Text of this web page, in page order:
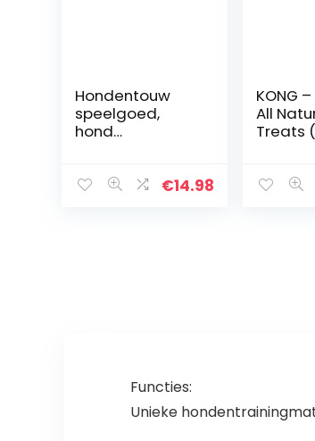
Hondentouw
speelgoed,
hond
speelgoed,
middelgrote
honden (10
€14.98
KONG
All
Treats
Puppy
Functies:
Unieke